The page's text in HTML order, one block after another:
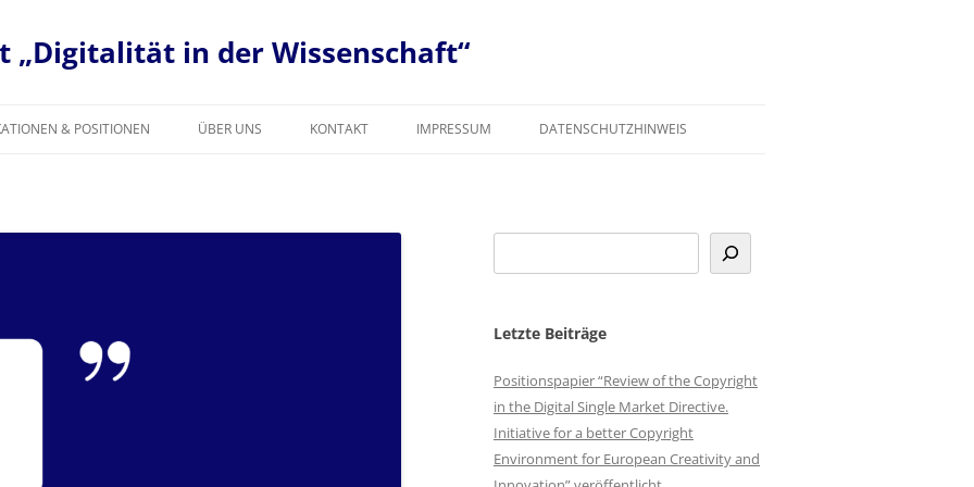
„Digitalität in der Wissenschaft“
& POSITIONEN ÜBER UNS KONTAKT IMPRESSUM DATENSCHUTZHINWEIS
Letzte Beiträge
Positionspapier “Review of the Copyright
in the Digital Single Market Directive.
Initiative for a better Copyright
Environment for European Creativity and